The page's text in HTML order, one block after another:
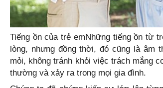
Tiếng ồn của trẻ emNhững tiếng ồn từ
lòng, nhưng đồng thời, đó cũng là âm
mỏi, không tránh khỏi việc trách mắng
thường và xảy ra trong mọi gia đình.